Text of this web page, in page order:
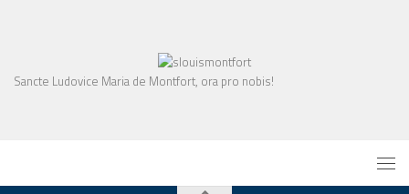
Sancte Ludovice Maria de Montfort, ora pro nobis!